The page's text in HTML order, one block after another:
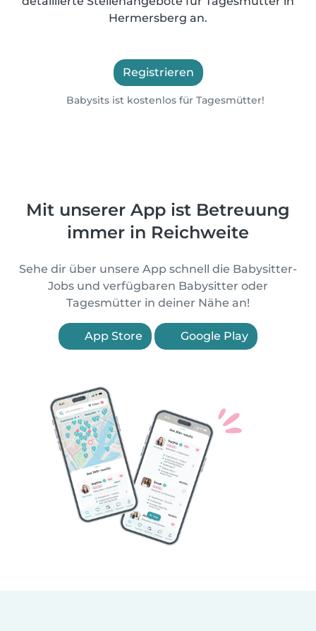
Hermersberg an.
Registrieren
Babysits ist kostenlos für Tagesmütter!
Mit unserer App ist Betreuung
immer in Reichweite
Sehe dir über unsere App schnell die Babysitter-
Jobs und verfügbaren Babysitter oder
Tagesmütter in deiner Nähe an!
App Store Google Play